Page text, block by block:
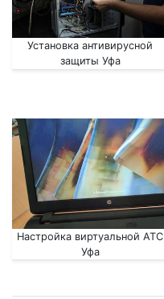
Установка антивирусной
защиты Уфа
Настройка виртуальной АТС
Уфа